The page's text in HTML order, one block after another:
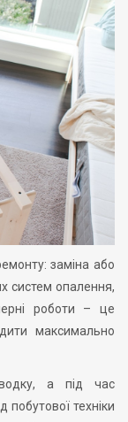
заміна або
систем опалення,
роботи – це
максимально
а під час
побутової техніки